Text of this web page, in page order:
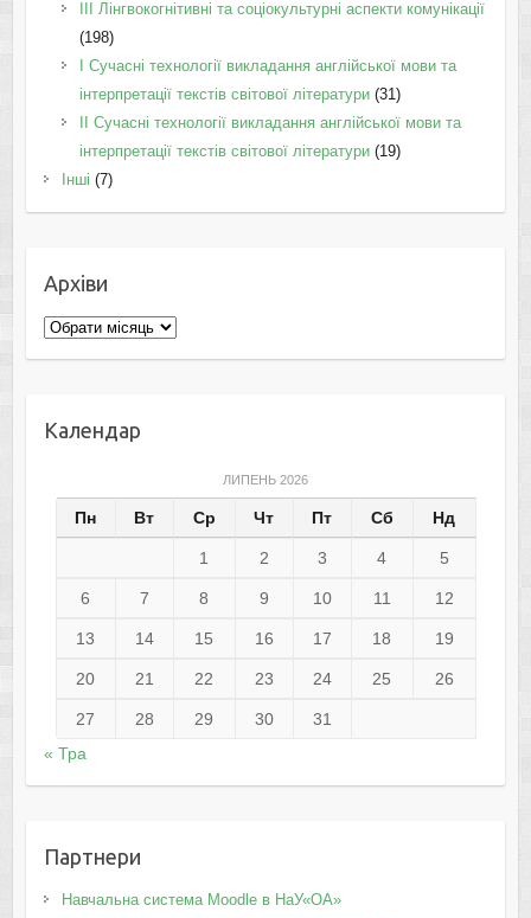
IІI Лінгвокогнітивні та соціокультурні аспекти комунікації
(198)
I Cучасні технології викладання англійської мови та
інтерпретації текстів світової літератури(31)
II Cучасні технології викладання англійської мови та
інтерпретації текстів світової літератури(19)
Інші (7)
Архіви
Архіви
Календар
ЛИПЕНЬ 2026
Пн Вт Ср Чт Пт Сб Нд
1 2 3 4 5
6 7 8 9 10 11 12
13 14 15 16 17 18 19
20 21 22 23 24 25 26
27 28 29 30
31
« Тра
Партнери
Навчальна система Moodle в НаУ«ОА»